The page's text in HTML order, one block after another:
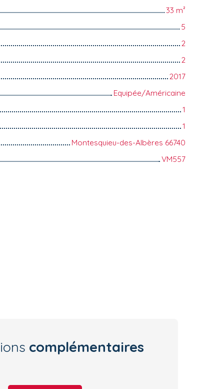
33 m²
5
2
2
2017
Equipée/Américaine
1
1
Montesquieu-des-Albères 66740
VM557
complémentaires